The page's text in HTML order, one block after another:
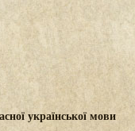
української мови